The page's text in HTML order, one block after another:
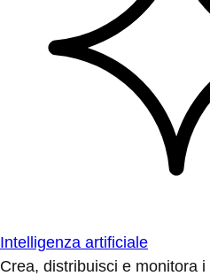
Intelligenza artificiale
Crea, distribuisci e monitora